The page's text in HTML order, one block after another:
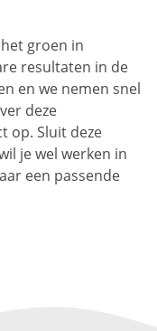
groen in
resultaten in de
en we nemen snel
deze
op. Sluit deze
je wel werken in
een passende